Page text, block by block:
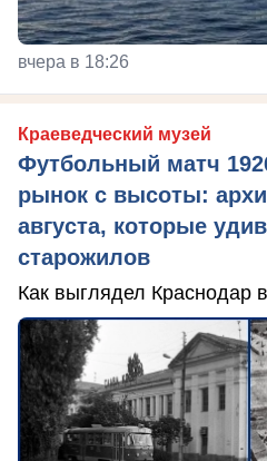
вчера в 18:26
Краеведческий музей
Футбольный матч
рынок с высоты:
августа, которые
старожилов
Как выглядел Краснодар